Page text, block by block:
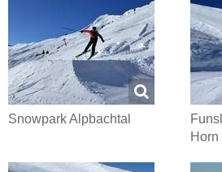
Snowpark Alpbachtal
Horn